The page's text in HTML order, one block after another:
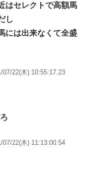
はセレクトで高額馬
し
には出来なくて全盛
07/22(木) 10:55:17.23
07/22(木) 11:13:00.54